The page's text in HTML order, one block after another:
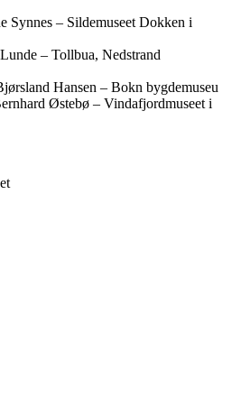
Synnes – Sildemuseet Dokken i
– Tollbua, Nedstrand
Hansen – Bokn bygdemuseu
Østebø – Vindafjordmuseet i